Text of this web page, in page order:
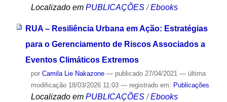
Localizado em PUBLICAÇÕES /Ebooks
RUA – Resiliência Urbana em Ação: Estratégias
para o Gerenciamento de Riscos Associados a
Eventos Climáticos Extremos
por Camila Lie Nakazone — publicado27/04/2021 — última
modificação18/03/2026 11:03 — registrado em: Publicações
Localizado em PUBLICAÇÕES /Ebooks